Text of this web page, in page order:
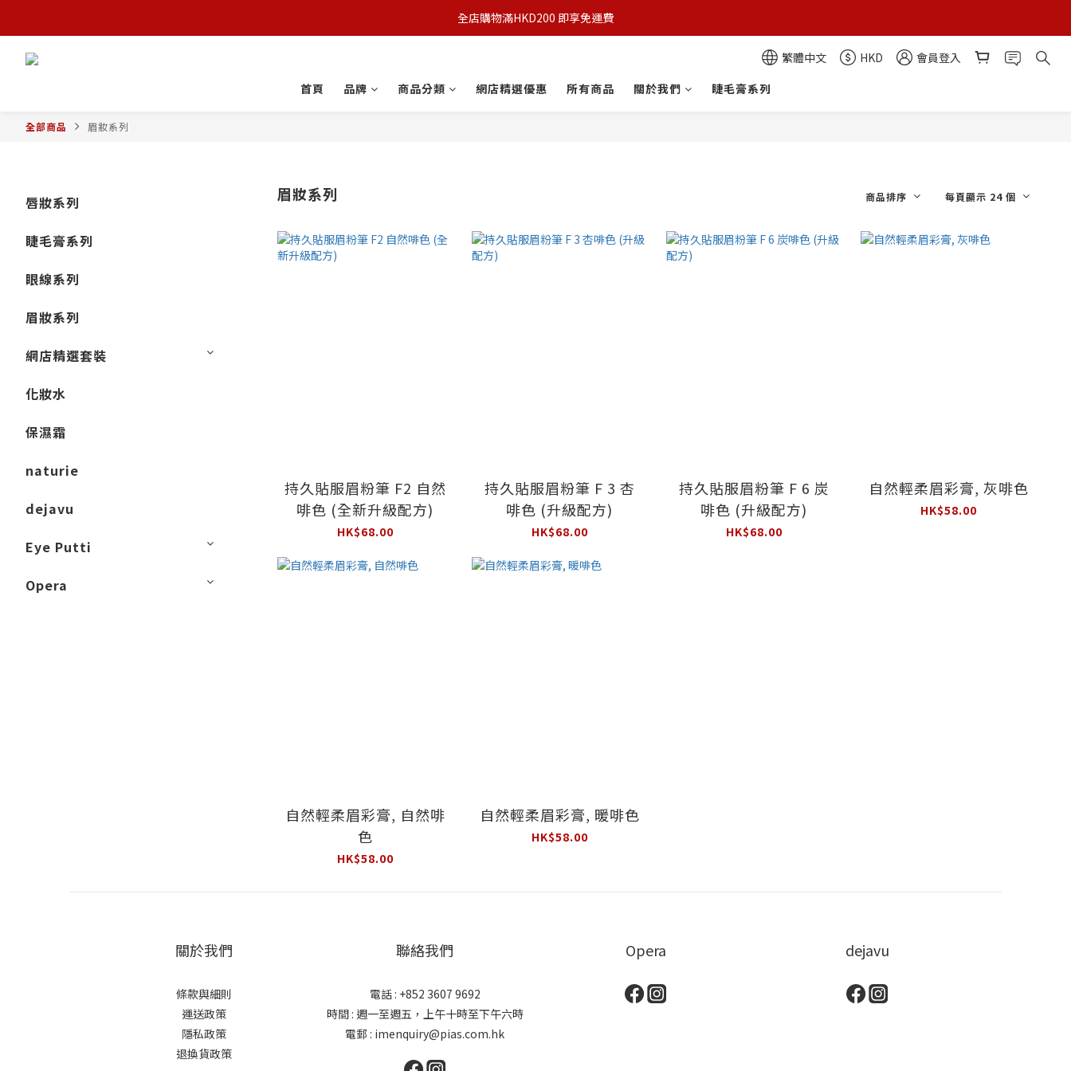
全店購物滿HKD200 即享免運費
繁體中文 HKD
會員登入
首頁
品牌 商品分類 網店精選優惠 所有商品 關於我們 睫毛膏系列
全部商品 眉妝系列
唇妝系列
睫毛膏系列
眼線系列
眉妝系列
網店精選套裝
化妝水
保濕霜
naturie
dejavu
Eye Putti
Opera
眉妝系列 商品排序 每頁顯示 24 個
持久貼服眉粉筆 F2 自然
啡色 (全新升級配方)
HK$68.00
持久貼服眉粉筆 F 3 杏
啡色 (升級配方)
HK$68.00
持久貼服眉粉筆 F 6 炭
啡色 (升級配方)
HK$68.00
自然輕柔眉彩膏, 灰啡色
HK$58.00
自然輕柔眉彩膏, 自然啡
色
HK$58.00
自然輕柔眉彩膏, 暖啡色
HK$58.00
關於我們
條款與細則
運送政策
隱私政策
退換貨政策
聯絡我們
電話 : +852 3607 9692
時間 : 週一至週五，上午十時至下午六時
電郵 : imenquiry@pias.com.hk
Opera dejavu